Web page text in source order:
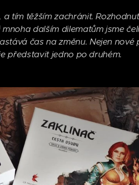
tím těžším zachránit.
dalším dilematům jsme
čas na změnu. Nejen nové
představit jedno po druhém.